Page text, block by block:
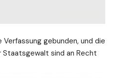
gebunden, und die
Staatsgewalt sind an Recht